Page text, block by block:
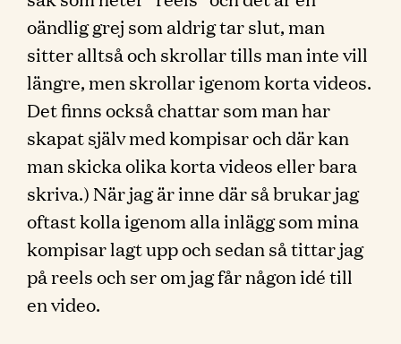
oändlig grej som aldrig tar slut, man
sitter alltså och skrollar tills man inte vill
längre, men skrollar igenom korta videos.
Det finns också chattar som man har
skapat själv med kompisar och där kan
man skicka olika korta videos eller bara
skriva.) När jag är inne där så brukar jag
oftast kolla igenom alla inlägg som mina
kompisar lagt upp och sedan så tittar jag
på reels och ser om jag får någon idé till
en video.